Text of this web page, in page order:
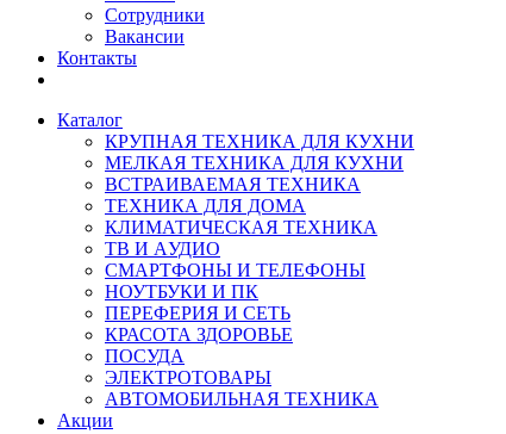
Сотрудники
Вакансии
Контакты
Каталог
КРУПНАЯ ТЕХНИКА ДЛЯ КУХНИ
МЕЛКАЯ ТЕХНИКА ДЛЯ КУХНИ
ВСТРАИВАЕМАЯ ТЕХНИКА
ТЕХНИКА ДЛЯ ДОМА
КЛИМАТИЧЕСКАЯ ТЕХНИКА
ТВ И AУДИО
СМАРТФОНЫ И ТЕЛЕФОНЫ
НОУТБУКИ И ПК
ПЕРЕФЕРИЯ И СЕТЬ
КРАСОТА ЗДОРОВЬЕ
ПОСУДА
ЭЛЕКТРОТОВАРЫ
АВТОМОБИЛЬНАЯ ТЕХНИКА
Акции